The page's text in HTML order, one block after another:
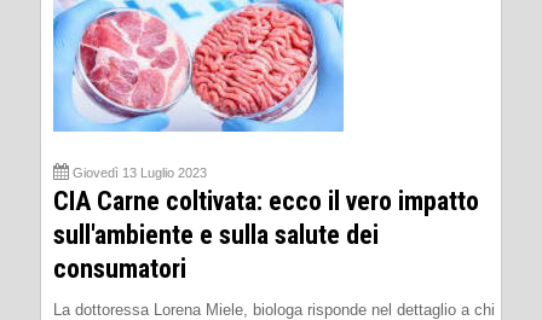
Giovedì 13 Luglio 2023
CIA Carne coltivata: ecco il vero impatto
sull'ambiente e sulla salute dei
consumatori
La dottoressa Lorena Miele, biologa risponde nel dettaglio a chi